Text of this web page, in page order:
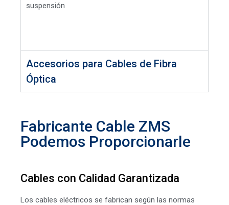
suspensión
Accesorios para Cables de Fibra
Óptica
Fabricante Cable ZMS
Podemos Proporcionarle
Cables con Calidad Garantizada
Los cables eléctricos se fabrican según las normas